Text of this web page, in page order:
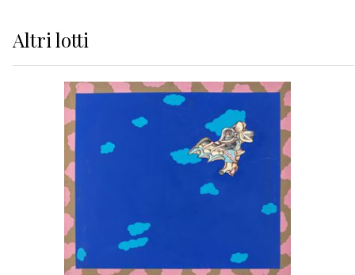
Altrilotti